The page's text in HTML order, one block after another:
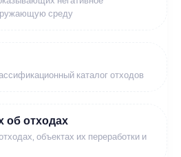
среду
каталог отходов
об отходах
объектах их переработки и